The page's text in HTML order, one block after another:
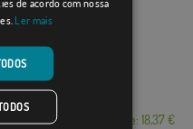
Desde: 18,37 €
Ler mais